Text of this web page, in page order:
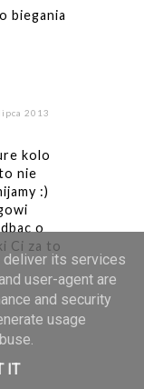
biegania
2013
kolo
nie
:)
o
Ci za to
its services
user-agent are
and security
usage
IT